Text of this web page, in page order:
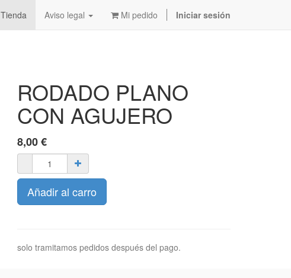
Tienda Aviso legal Mi pedido Iniciar sesión
RODADO PLANO
CON AGUJERO
8,00€
Añadir al carro
solo tramitamos pedidos después del pago.